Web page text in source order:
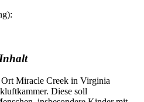
Inhalt
Miracle Creek in Virginia
Diese soll